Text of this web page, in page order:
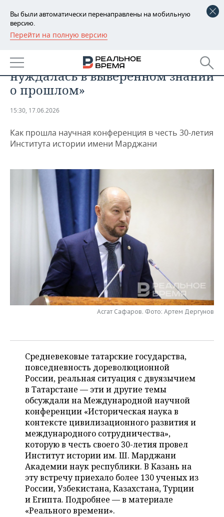
Вы были автоматически перенаправлены на мобильную
версию.
Перейти на полную версию
РЕГИОНЫ
БАШКОРТОСТАН
ТАТАРСТАН
НОВОСТИ
АНАЛИТИКА
ДЕКЛАРАЦИИ О ДОХОДАХ
КОРОЛИ ГОСЗАКАЗА ПФО
ВУЗЫ ТАТАРСТАНА
КОМУ ПРИНАДЛЕЖАТ
ТОРГОВЫЕ ЦЕНТРЫ
ТАТАРСТАНА
НОВОСТИ ЭКОНОМИКИ
ФИНАНСЫ
БЮДЖЕТ
ИНВЕСТИЦИИ
ПРОМЫШЛЕННОСТЬ
НОВОСТИ
АГРОПРОМ
МАШИНОСТРОЕНИЕ
НЕФТЕХИМИЯ
ЭНЕРГЕТИКА
НЕДВИЖИМОСТЬ
НОВОСТИ НЕДВИЖИМОСТИ
НОВОСТИ АВТО
НОВОСТИ БИЗНЕСА
РОЗНИЧНАЯ ТОРГОВЛЯ
ТРАНСПОРТ
УСЛУГИ
ТЕХНОЛОГИИ
НОВОСТИ ТЕХНОЛОГИЙ
МЕДИА
ТЕЛЕКОММУНИКАЦИИ
МЕРОПРИЯТИЯ
НОВОСТИ МЕРОПРИЯТИЙ
ВЫЕЗДНАЯ РЕДАКЦИЯ
ОТКРЫТАЯ ЛЕКЦИЯ
НОВОСТИ СПОРТА
БАСКЕТБОЛ
ВОЛЕЙБОЛ
КИБЕРСПОРТ
ФИГУРНОЕ КАТАНИЕ
ВОДНЫЕ ВИДЫ СПОРТА
ХОККЕЙ С МЯЧОМ
ОБЩЕСТВО
НОВОСТИ ОБЩЕСТВА
ИНФРАСТРУКТУРА
ИСТОРИЯ
КУЛЬТУРА
МЕДИЦИНА
ОБРАЗОВАНИЕ
ПРОИСШЕСТВИЯ
СПРАВОЧНИК
СПИСОК ПЕРСОН
СПИСОК КОМПАНИЙ
ПОЛНАЯ ВЕРСИЯ
Асгат Сафаров: «Республика
нуждалась в выверенном знании
о прошлом»
15:30, 17.06.2026
Как прошла научная конференция в честь 30-летия
Института истории имени Марджани
Асгат Сафаров. Фото: Артем Дергунов
Средневековые татарские государства,
повседневность дореволюционной
России, реальная ситуация с двуязычием
в Татарстане — эти и другие темы
обсуждали на Международной научной
конференции «Историческая наука в
контексте цивилизационного развития и
международного сотрудничества»,
которую в честь своего 30-летия провел
Институт истории им. Ш. Марджани
Академии наук республики. В Казань на
эту встречу приехало более 130 ученых из
России, Узбекистана, Казахстана, Турции
и Египта. Подробнее — в материале
«Реального времени».